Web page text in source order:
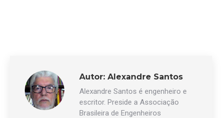
Autor: Alexandre Santos
Alexandre Santos é engenheiro e
escritor. Preside a Associação
Brasileira de Engenheiros